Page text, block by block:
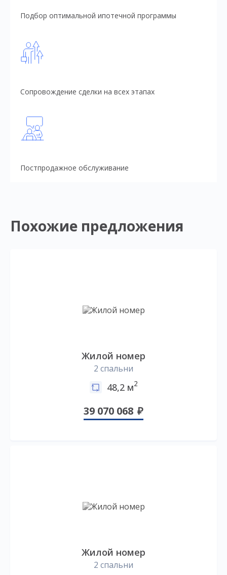
Подбор оптимальной ипотечной программы
Сопровождение сделки на всех этапах
Постпродажное обслуживание
Похожие предложения
Жилой номер
2 спальни
48,2 м2
39 070 068
Жилой номер
2 спальни